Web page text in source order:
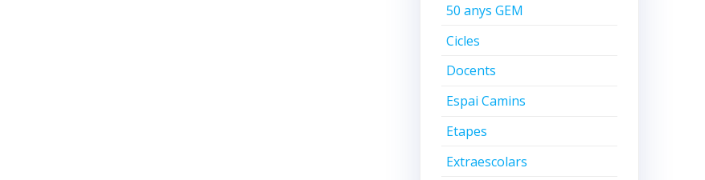
50 anys GEM
Cicles
Docents
Espai Camins
Etapes
Extraescolars